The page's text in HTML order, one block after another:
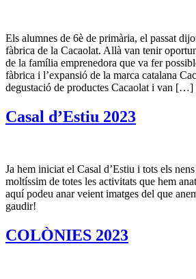
Els alumnes de 6è de primària, el passat
fàbrica de la Cacaolat. Allà van tenir
de la família emprenedora que va fer
fàbrica i l’expansió de la marca catalana
degustació de productes Cacaolat i van […]
Casal d’Estiu 2023
Ja hem iniciat el Casal d’Estiu i tots els
moltíssim de totes les activitats que hem
aquí podeu anar veient imatges del que
gaudir!
COLÒNIES 2023